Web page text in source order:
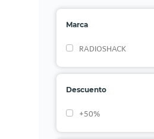
Marca
RADIOSHACK
Descuento
+50%